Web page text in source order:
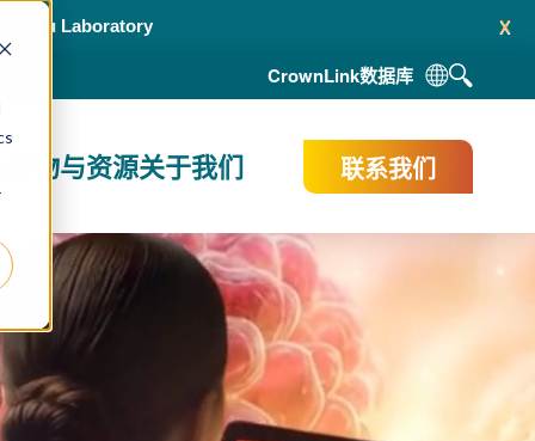
x
模型发展
CrownLink数据库
版物与资源关于我们 联系我们